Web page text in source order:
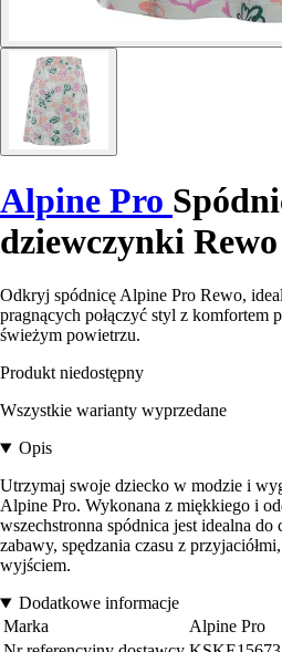
Alpine Pro
dziewczynki Rewo
Odkryj spódnicę Alpine Pro Rewo,
pragnących połączyć styl z komfortem
świeżym powietrzu.
Produkt niedostępny
Wszystkie warianty wyprzedane
Opis
Utrzymaj swoje dziecko w modzie i
Alpine Pro. Wykonana z miękkiego i
wszechstronna spódnica jest idealna
zabawy, spędzania czasu z
wyjściem.
Dodatkowe informacje
Marka
Alpine Pro